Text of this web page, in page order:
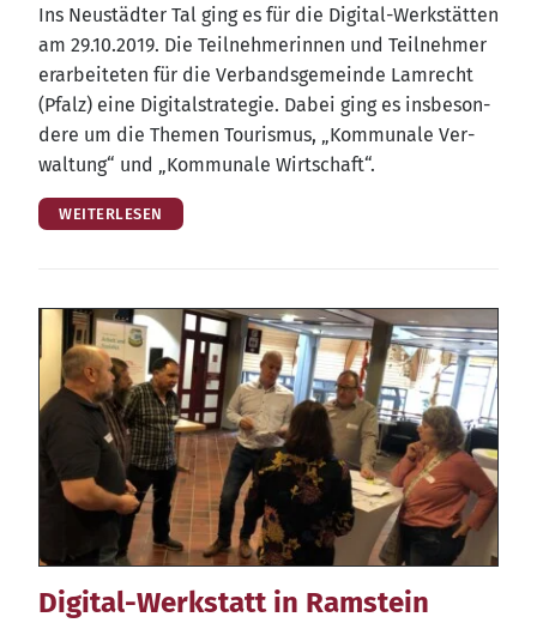
Ins Neu­städ­ter Tal ging es für die Digi­tal-Werk­stät­ten
am 29.10.2019. Die Teil­neh­me­rin­nen und Teil­neh­mer
erar­bei­te­ten für die Ver­bands­ge­mein­de Lam­recht
(Pfalz) eine Digi­tal­stra­te­gie. Dabei ging es ins­be­son­
de­re um die The­men Tou­ris­mus, „Kom­mu­na­le Ver­
wal­tung“ und „Kom­mu­na­le Wirtschaft“.
WEITERLESEN
Digital-Werkstatt in Ramstein